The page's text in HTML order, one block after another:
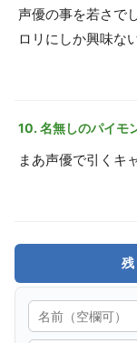
声優の事を若さで
ロリにしか興味な
10. 名無しのパイモ
まあ声優で引くキ